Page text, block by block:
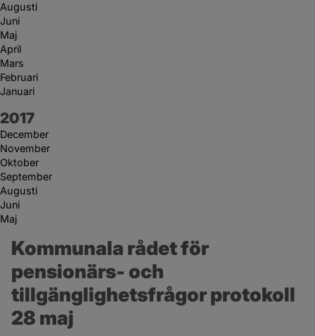
Augusti
Juni
Maj
April
Mars
Februari
Januari
År:
2017
December
November
Oktober
September
Augusti
Juni
Maj
Kommunala rådet för
pensionärs- och
tillgänglighetsfrågor protokoll
28 maj